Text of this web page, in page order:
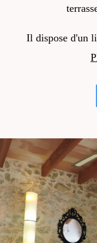
Il dispose d'un